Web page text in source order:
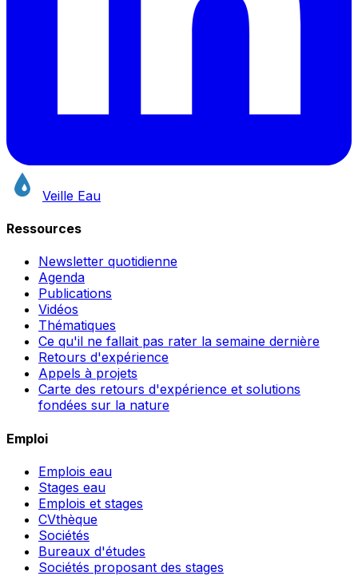
Veille Eau
Ressources
Newsletter quotidienne
Agenda
Publications
Vidéos
Thématiques
Ce qu'il ne fallait pas rater la semaine dernière
Retours d'expérience
Appels à projets
Carte des retours d'expérience et solutions
fondées sur la nature
Emploi
Emplois eau
Stages eau
Emplois et stages
CVthèque
Sociétés
Bureaux d'études
Sociétés proposant des stages